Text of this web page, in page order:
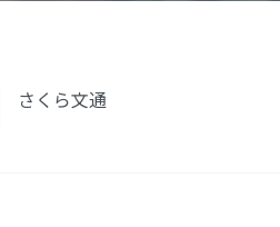
さくら文通